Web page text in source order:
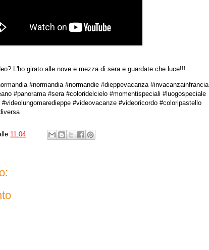
L'ho girato alle nove e mezza di sera e guardate che luce!!!
#normandia #normandie #dieppevacanza #invacanzainfrancia
#panorama #sera #coloridelcielo #momentispeciali #luogospeciale
#videovacanze #videoricordo #coloripastello
11:04